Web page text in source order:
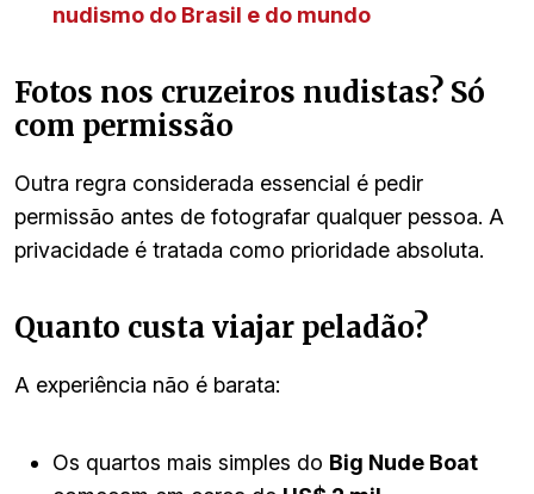
nudismo do Brasil e do mundo
Fotos nos cruzeiros nudistas? Só
com permissão
Outra regra considerada essencial é pedir
permissão antes de fotografar qualquer pessoa. A
privacidade é tratada como prioridade absoluta.
Quanto custa viajar peladão?
A experiência não é barata:
Os quartos mais simples do Big Nude Boat